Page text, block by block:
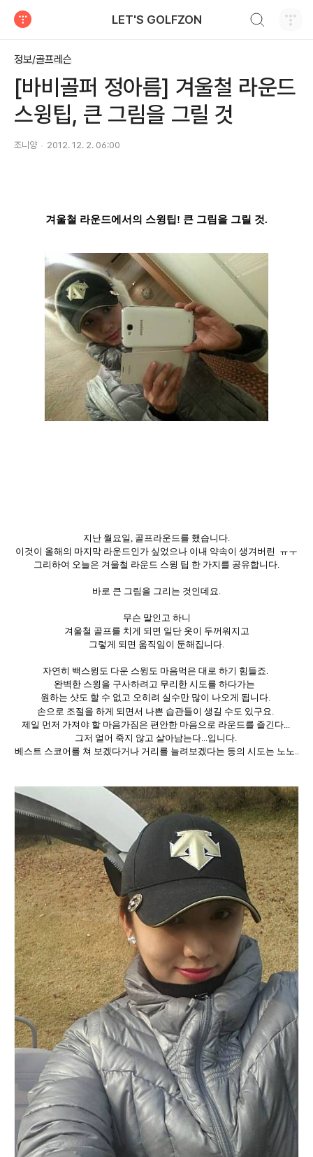
LET'S GOLFZON
정보/골프레슨
[바비골퍼 정아름] 겨울철 라운드
스윙팁, 큰 그림을 그릴 것
조니양 2012. 12. 2. 06:00
겨울철 라운드에서의 스윙팁! 큰 그림을 그릴 것.
지난 월요일, 골프라운드를 했습니다.
이것이 올해의 마지막 라운드인가 싶었으나 이내 약속이 생겨버린 ㅠㅜ
그리하여 오늘은 겨울철 라운드 스윙 팁 한 가지를 공유합니다.
바로 큰 그림을 그리는 것인데요.
무슨 말인고 하니
겨울철 골프를 치게 되면 일단 옷이 두꺼워지고
그렇게 되면 움직임이 둔해집니다.
자연히 백스윙도 다운 스윙도 마음먹은 대로 하기 힘들죠.
완벽한 스윙을 구사하려고 무리한 시도를 하다가는
원하는 샷도 할 수 없고 오히려 실수만 많이 나오게 됩니다.
손으로 조절을 하게 되면서 나쁜 습관들이 생길 수도 있구요.
제일 먼저 가져야 할 마음가짐은 편안한 마음으로 라운드를 즐긴다...
그저 얼어 죽지 않고 살아남는다...입니다.
베스트 스코어를 쳐 보겠다거나 거리를 늘려보겠다는 등의 시도는 노노..